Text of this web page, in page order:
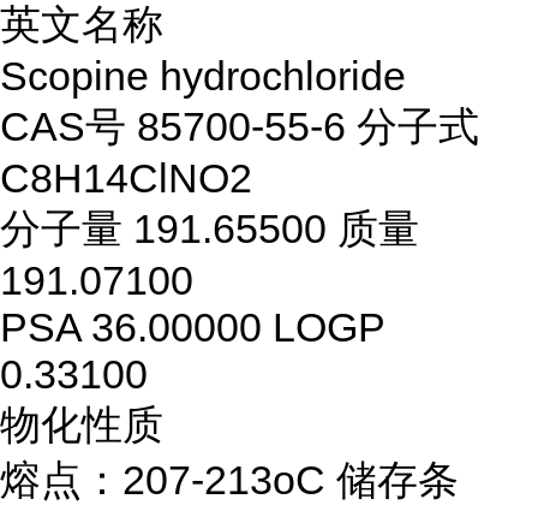
英文名称
Scopine hydrochloride
CAS号 85700-55-6 分子式
C8H14ClNO2
分子量 191.65500 质量
191.07100
PSA 36.00000 LOGP
0.33100
物化性质
熔点：207-213oC 储存条